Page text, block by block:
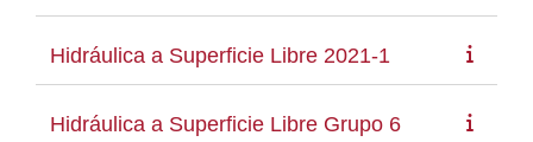
Hidráulica a Superficie Libre 2021-1
Hidráulica a Superficie Libre Grupo 6